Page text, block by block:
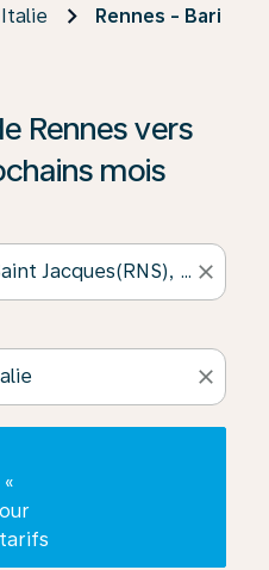
Rennes - Bari
Rennes vers
mois
close
close
cliquez sur «